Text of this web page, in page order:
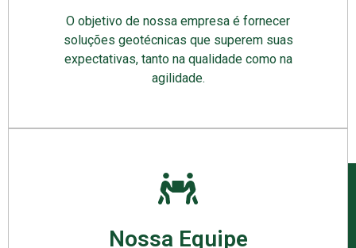
O objetivo de nossa empresa é fornecer
soluções geotécnicas que superem suas
expectativas, tanto na qualidade como na
agilidade.
Nossa Equipe